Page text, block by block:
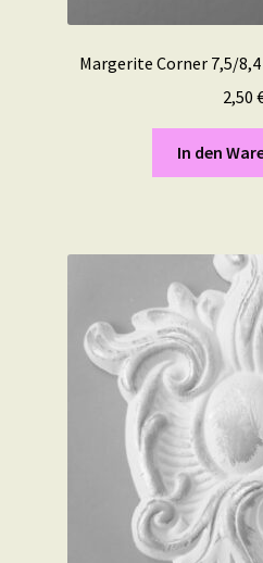
Margerite Corner 7,5/
2,50
In den